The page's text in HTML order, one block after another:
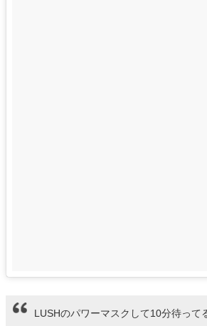
LUSHのパワーマスクして10分待って